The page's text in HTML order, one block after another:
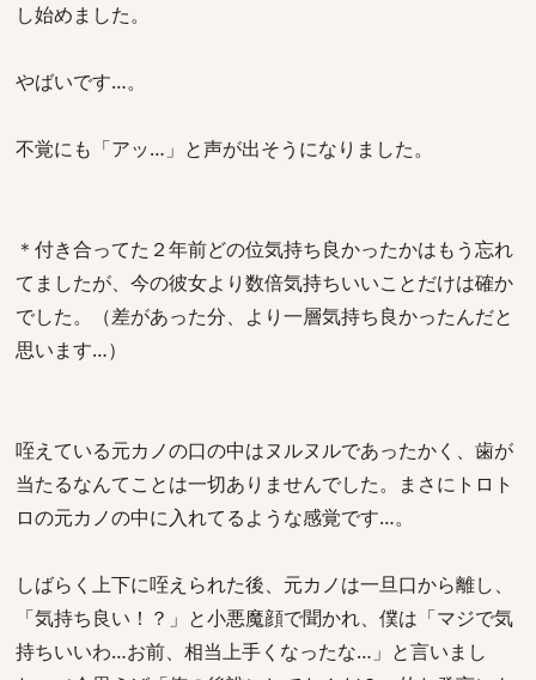
し始めました。
やばいです…。
不覚にも「アッ…」と声が出そうになりました。
＊付き合ってた２年前どの位気持ち良かったかはもう忘れ
てましたが、今の彼女より数倍気持ちいいことだけは確か
でした。（差があった分、より一層気持ち良かったんだと
思います…）
咥えている元カノの口の中はヌルヌルであったかく、歯が
当たるなんてことは一切ありませんでした。まさにトロト
ロの元カノの中に入れてるような感覚です…。
しばらく上下に咥えられた後、元カノは一旦口から離し、
「気持ち良い！？」と小悪魔顔で聞かれ、僕は「マジで気
持ちいいわ…お前、相当上手くなったな…」と言いまし